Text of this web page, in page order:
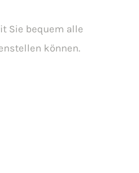
Sie bequem alle
können.